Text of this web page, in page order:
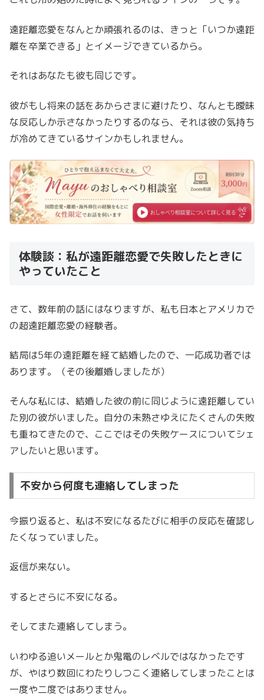
遠距離恋愛をなんとか頑張れるのは、きっと「いつか遠距
離を卒業できる」とイメージできているから。
それはあなたも彼も同じです。
彼がもし将来の話をあからさまに避けたり、なんとも曖昧
な反応しか示さなかったりするのなら、それは彼の気持ち
が冷めてきているサインかもしれません。
体験談：私が遠距離恋愛で失敗したときに
やっていたこと
さて、数年前の話にはなりますが、私も日本とアメリカで
の超遠距離恋愛の経験者。
結局は5年の遠距離を経て結婚したので、一応成功者では
あります。（その後離婚しましたが）
そんな私には、結婚した彼の前に同じように遠距離してい
た別の彼がいました。自分の未熟さゆえにたくさんの失敗
も重ねてきたので、ここではその失敗ケースについてシェ
アしたいと思います。
不安から何度も連絡してしまった
今振り返ると、私は不安になるたびに相手の反応を確認し
たくなっていました。
返信が来ない。
するとさらに不安になる。
そしてまた連絡してしまう。
いわゆる追いメールとか鬼電のレベルではなかったです
が、やはり数回にわたりしつこく連絡してしまったことは
一度や二度ではありません。